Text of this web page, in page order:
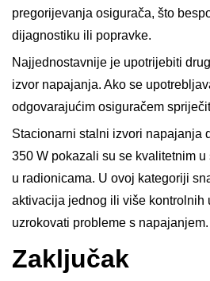
pregorijevanja osigurača, što
dijagnostiku ili popravke.
Najjednostavnije je upotrijebiti
izvor napajanja. Ako se
odgovarajućim osiguračem
Stacionarni stalni izvori napajanja
350 W pokazali su se kvalitetnim
u radionicama. U ovoj kategoriji
aktivacija jednog ili više kontrolnih
uzrokovati probleme s napajanjem.
Zaključak